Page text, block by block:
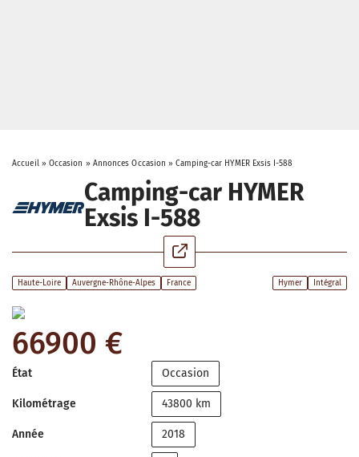
Accueil» Occasion » Annonces Occasion »Camping-car HYMER Exsis I-588
Camping-car HYMER
Exsis I-588
Haute-Loire Auvergne-Rhône-Alpes France Hymer Intégral
66900 €
État Occasion
Kilométrage 43800 km
Année 2018